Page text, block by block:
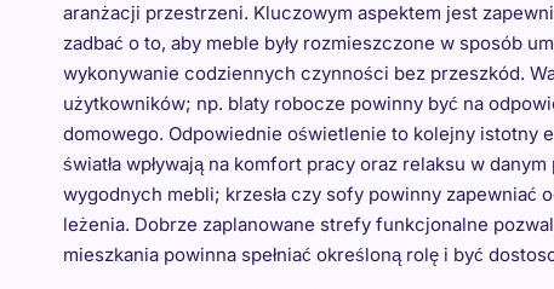
aranżacji przestrzeni. Kluczowym aspektem jest
zadbać o to, aby meble były rozmieszczone w sposób
wykonywanie codziennych czynności bez przeszkód.
użytkowników; np. blaty robocze powinny być na
domowego. Odpowiednie oświetlenie to kolejny istotny
światła wpływają na komfort pracy oraz relaksu w
wygodnych mebli; krzesła czy sofy powinny zapewniać
leżenia. Dobrze zaplanowane strefy funkcjonalne
mieszkania powinna spełniać określoną rolę i być